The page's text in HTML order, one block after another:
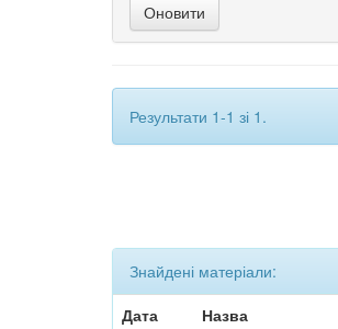
Результати 1-1 зі 1.
Знайдені матеріали:
Дата
Назва